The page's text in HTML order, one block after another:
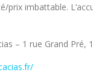
prix imbattable.
– 1 rue Grand Pré,